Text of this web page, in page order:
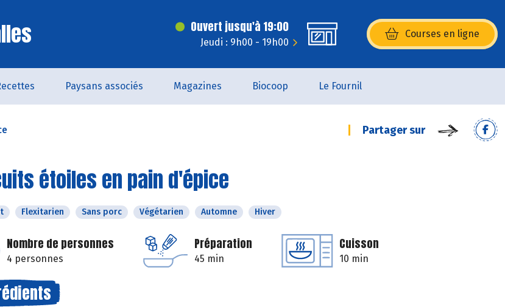
Ouvert jusqu'à 19:00
Jeudi : 9h00 - 19h00
Courses en ligne
(s’ouvre dans une nouvelle
Paysans associés Magazines Biocoop Le Fournil
Partager sur
étoiles en pain d'épice
Flexitarien Sans porc Végétarien Automne Hiver
Nombre de personnes
4 personnes
Préparation
45 min
Cuisson
10 min